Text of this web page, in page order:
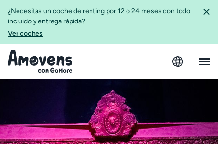
¿Necesitas un coche de renting por 12 o 24 meses con todo
incluido y entrega rápida?
Ver coches